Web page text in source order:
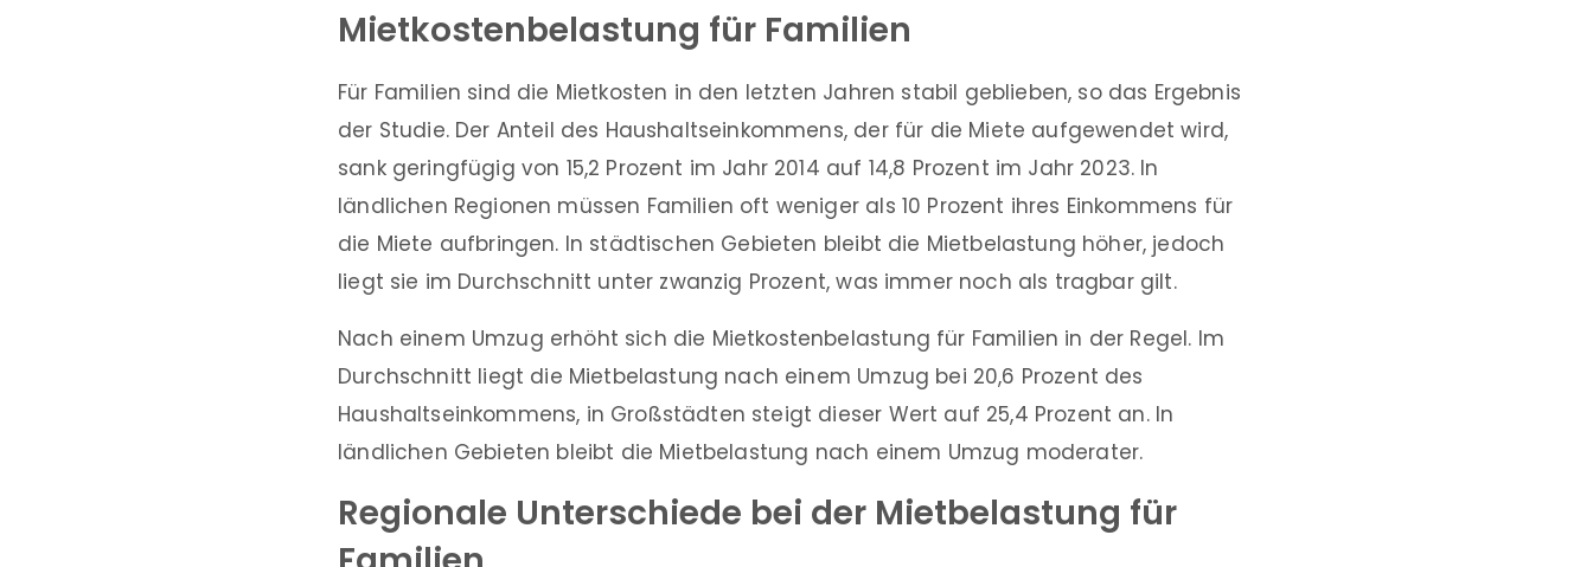
Mietkostenbelastung für Familien
Für Familien sind die Mietkosten in den letzten Jahren stabil geblieben, so das Ergebnis
der Studie. Der Anteil des Haushaltseinkommens, der für die Miete aufgewendet wird,
sank geringfügig von 15,2 Prozent im Jahr 2014 auf 14,8 Prozent im Jahr 2023. In
ländlichen Regionen müssen Familien oft weniger als 10 Prozent ihres Einkommens für
die Miete aufbringen. In städtischen Gebieten bleibt die Mietbelastung höher, jedoch
liegt sie im Durchschnitt unter zwanzig Prozent, was immer noch als tragbar gilt.
Nach einem Umzug erhöht sich die Mietkostenbelastung für Familien in der Regel. Im
Durchschnitt liegt die Mietbelastung nach einem Umzug bei 20,6 Prozent des
Haushaltseinkommens, in Großstädten steigt dieser Wert auf 25,4 Prozent an. In
ländlichen Gebieten bleibt die Mietbelastung nach einem Umzug moderater.
Regionale Unterschiede bei der Mietbelastung für